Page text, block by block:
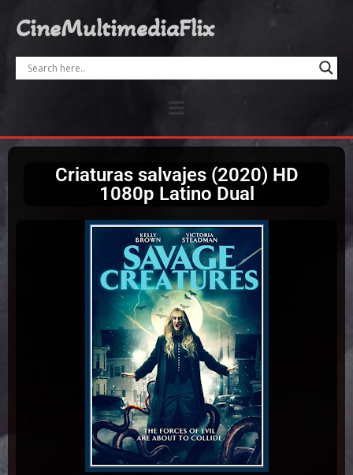
CineMultimediaFlix
Criaturas salvajes (2020) HD
1080p Latino Dual